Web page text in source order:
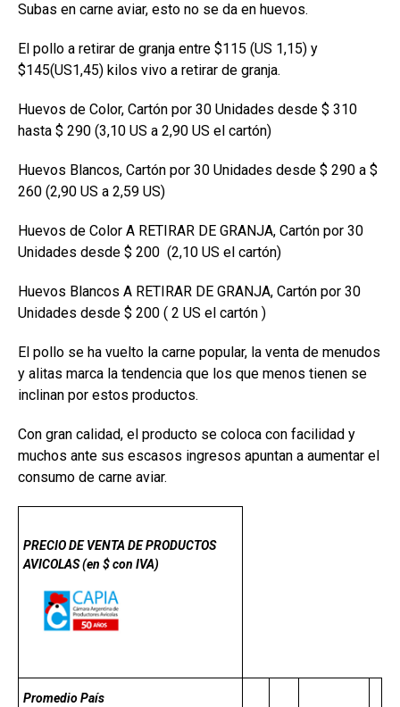
Subas en carne aviar, esto no se da en huevos.
El pollo a retirar de granja entre $115 (US 1,15) y
$145(US1,45) kilos vivo a retirar de granja.
Huevos de Color, Cartón por 30 Unidades desde $ 310
hasta $ 290 (3,10 US a 2,90 US el cartón)
Huevos Blancos, Cartón por 30 Unidades desde $ 290 a $
260 (2,90 US a 2,59 US)
Huevos de Color A RETIRAR DE GRANJA, Cartón por 30
Unidades desde $ 200 (2,10 US el cartón)
Huevos Blancos A RETIRAR DE GRANJA, Cartón por 30
Unidades desde $ 200 ( 2 US el cartón )
El pollo se ha vuelto la carne popular, la venta de menudos
y alitas marca la tendencia que los que menos tienen se
inclinan por estos productos.
Con gran calidad, el producto se coloca con facilidad y
muchos ante sus escasos ingresos apuntan a aumentar el
consumo de carne aviar.
PRECIO DE VENTA DE PRODUCTOS
AVICOLAS (en $ con IVA)
Promedio País